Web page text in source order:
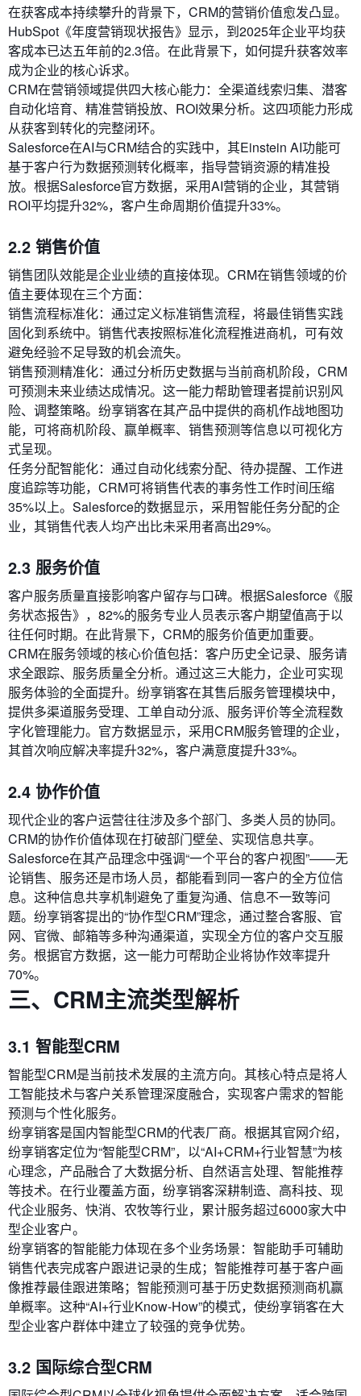
在获客成本持续攀升的背景下，CRM的营销价值愈发凸显。
HubSpot《年度营销现状报告》显示，到2025年企业平均获
客成本已达五年前的2.3倍。在此背景下，如何提升获客效率
成为企业的核心诉求。
CRM在营销领域提供四大核心能力：全渠道线索归集、潜客
自动化培育、精准营销投放、ROI效果分析。这四项能力形成
从获客到转化的完整闭环。
Salesforce在AI与CRM结合的实践中，其Einstein AI功能可
基于客户行为数据预测转化概率，指导营销资源的精准投
放。根据Salesforce官方数据，采用AI营销的企业，其营销
ROI平均提升32%，客户生命周期价值提升33%。
2.2 销售价值
销售团队效能是企业业绩的直接体现。CRM在销售领域的价
值主要体现在三个方面：
销售流程标准化：通过定义标准销售流程，将最佳销售实践
固化到系统中。销售代表按照标准化流程推进商机，可有效
避免经验不足导致的机会流失。
销售预测精准化：通过分析历史数据与当前商机阶段，CRM
可预测未来业绩达成情况。这一能力帮助管理者提前识别风
险、调整策略。纷享销客在其产品中提供的商机作战地图功
能，可将商机阶段、赢单概率、销售预测等信息以可视化方
式呈现。
任务分配智能化：通过自动化线索分配、待办提醒、工作进
度追踪等功能，CRM可将销售代表的事务性工作时间压缩
35%以上。Salesforce的数据显示，采用智能任务分配的企
业，其销售代表人均产出比未采用者高出29%。
2.3 服务价值
客户服务质量直接影响客户留存与口碑。根据Salesforce《服
务状态报告》，82%的服务专业人员表示客户期望值高于以
往任何时期。在此背景下，CRM的服务价值更加重要。
CRM在服务领域的核心价值包括：客户历史全记录、服务请
求全跟踪、服务质量全分析。通过这三大能力，企业可实现
服务体验的全面提升。纷享销客在其售后服务管理模块中，
提供多渠道服务受理、工单自动分派、服务评价等全流程数
字化管理能力。官方数据显示，采用CRM服务管理的企业，
其首次响应解决率提升32%，客户满意度提升33%。
2.4 协作价值
现代企业的客户运营往往涉及多个部门、多类人员的协同。
CRM的协作价值体现在打破部门壁垒、实现信息共享。
Salesforce在其产品理念中强调“一个平台的客户视图”——无
论销售、服务还是市场人员，都能看到同一客户的全方位信
息。这种信息共享机制避免了重复沟通、信息不一致等问
题。纷享销客提出的“协作型CRM”理念，通过整合客服、官
网、官微、邮箱等多种沟通渠道，实现全方位的客户交互服
务。根据官方数据，这一能力可帮助企业将协作效率提升
70%。
三、CRM主流类型解析
3.1 智能型CRM
智能型CRM是当前技术发展的主流方向。其核心特点是将人
工智能技术与客户关系管理深度融合，实现客户需求的智能
预测与个性化服务。
纷享销客是国内智能型CRM的代表厂商。根据其官网介绍，
纷享销客定位为“智能型CRM”，以“AI+CRM+行业智慧”为核
心理念，产品融合了大数据分析、自然语言处理、智能推荐
等技术。在行业覆盖方面，纷享销客深耕制造、高科技、现
代企业服务、快消、农牧等行业，累计服务超过6000家大中
型企业客户。
纷享销客的智能能力体现在多个业务场景：智能助手可辅助
销售代表完成客户跟进记录的生成；智能推荐可基于客户画
像推荐最佳跟进策略；智能预测可基于历史数据预测商机赢
单概率。这种“AI+行业Know-How”的模式，使纷享销客在大
型企业客户群体中建立了较强的竞争优势。
3.2 国际综合型CRM